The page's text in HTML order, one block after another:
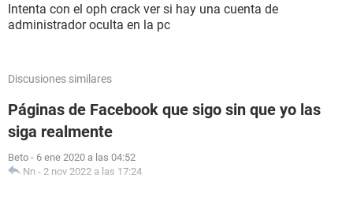
Intenta con el oph crack ver si hay una cuenta de
administrador oculta en la pc
Discusiones similares
Páginas de Facebook que sigo sin que yo las
siga realmente
Beto - 6 ene 2020 a las 04:52
Nn - 2 nov 2022 a las 17:24